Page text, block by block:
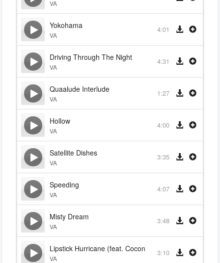
VA
Yokohama
VA
4:01
Driving Through The Night
VA
4:31
Quaalude Interlude
VA
1:27
Hollow
VA
4:00
Satellite Dishes
VA
3:35
Speeding
VA
4:07
Misty Dream
VA
3:48
Lipstick Hurricane (feat. Coconut Dog)
VA
3:10